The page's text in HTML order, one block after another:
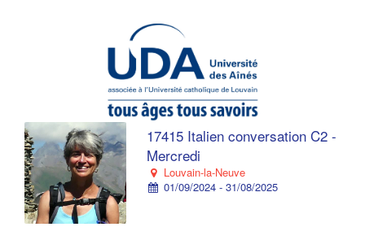
17415 Italien conversation C2 -
Mercredi
Louvain-la-Neuve
01/09/2024 - 31/08/2025